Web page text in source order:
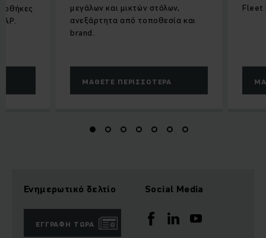
μεγάλων και μικτών στόλων,
ανεξάρτητα από τοποθεσία και
brand.
ΜΆΘΕΤΕ ΠΕΡΙΣΣΌΤΕΡΑ
Fleet
Ενημερωτικό δελτίο
ΕΓΓΡΑΦΉ ΤΏΡΑ
Social Media